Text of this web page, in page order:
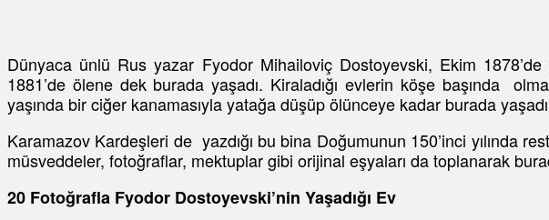
Dünyaca ünlü Rus yazar Fyodor Mihailoviç Dostoyevski, Ekim
1881’de ölene dek burada yaşadı. Kiraladığı evlerin köşe başında
yaşında bir ciğer kanamasıyla yatağa düşüp ölünceye kadar burada
Karamazov Kardeşleri de yazdığı bu bina Doğumunun 150’inci yılında
müsveddeler, fotoğraflar, mektuplar gibi orijinal eşyaları da toplanarak
20 Fotoğrafla Fyodor Dostoyevski’nin Yaşadığı Ev